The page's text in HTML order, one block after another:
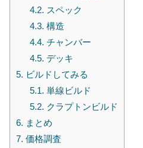
4.2. スペック
4.3. 構造
4.4. チャンバー
4.5. デッキ
5. ビルドしてみる
5.1. 単線ビルド
5.2. クラプトンビルド
6. まとめ
7. 価格調査